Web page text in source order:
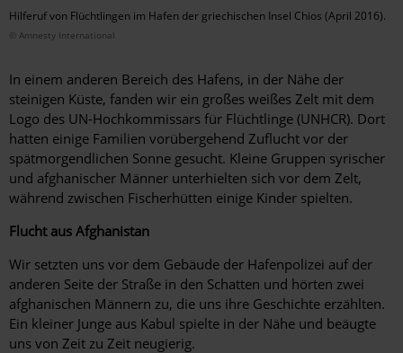
Hilferuf von Flüchtlingen im Hafen der griechischen Insel Chios (April 2016).
© Amnesty International
In einem anderen Bereich des Hafens, in der Nähe der
steinigen Küste, fanden wir ein großes weißes Zelt mit dem
Logo des UN-Hochkommissars für Flüchtlinge (UNHCR). Dort
hatten einige Familien vorübergehend Zuflucht vor der
spätmorgendlichen Sonne gesucht. Kleine Gruppen syrischer
und afghanischer Männer unterhielten sich vor dem Zelt,
während zwischen Fischerhütten einige Kinder spielten.
Flucht aus Afghanistan
Wir setzten uns vor dem Gebäude der Hafenpolizei auf der
anderen Seite der Straße in den Schatten und hörten zwei
afghanischen Männern zu, die uns ihre Geschichte erzählten.
Ein kleiner Junge aus Kabul spielte in der Nähe und beäugte
uns von Zeit zu Zeit neugierig.